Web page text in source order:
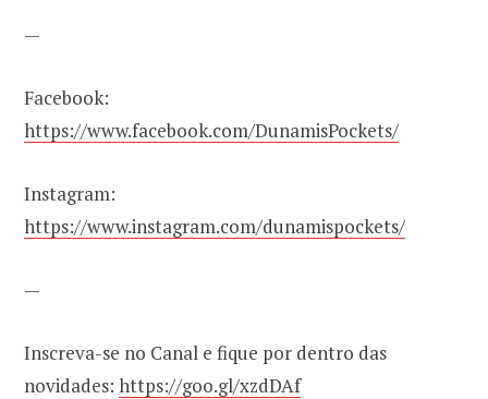
—
Facebook:
https://www.facebook.com/DunamisPockets/
Instagram:
https://www.instagram.com/dunamispockets/
—
Inscreva-se no Canal e fique por dentro das
novidades: https://goo.gl/xzdDAf